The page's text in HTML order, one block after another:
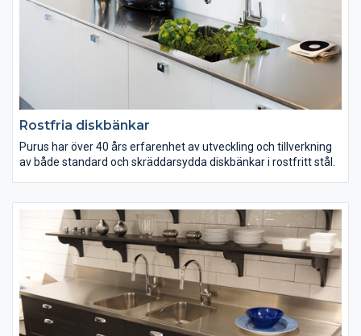
Rostfria diskbänkar
Purus har över 40 års erfarenhet av utveckling och tillverkning
av både standard och skräddarsydda diskbänkar i rostfritt stål.